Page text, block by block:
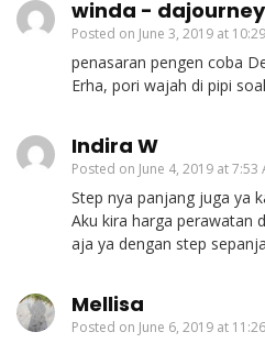
winda -
Posted on June 3, 2019 at
penasaran pengen coba
Erha, pori wajah di pipi
Indira W
Posted on June 4, 2019 at 7:53
Step nya panjang juga ya
Aku kira harga perawatan
aja ya dengan step
Mellisa
Posted on June 6, 2019 at